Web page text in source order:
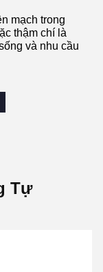
mạch trong
thậm chí là
và nhu cầu
Tự